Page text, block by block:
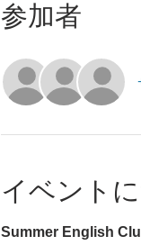
参加者
イベント
Summer English